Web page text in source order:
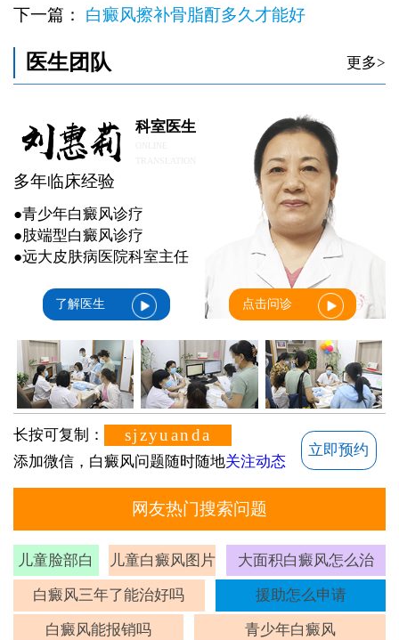
下一篇： 白癜风擦补骨脂酊多久才能好
医生团队 更多>
科室医生
多年临床经验
●青少年白癜风诊疗
●肢端型白癜风诊疗
●远大皮肤病医院科室主任
了解医生 点击问诊
长按可复制： sjzyuanda
添加微信，白癜风问题随时随地关注动态
立即预约
网友热门搜索问题
儿童脸部白
斑
儿童白癜风图片 大面积白癜风怎么治
白癜风三年了能治好吗 援助怎么申请
白癜风能报销吗 青少年白癜风